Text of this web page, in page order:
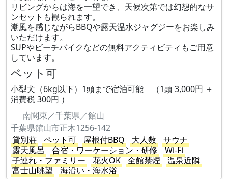
リビングからは海を一望でき、天候次第では幻想的なサ
ンセットも観られます。
潮風を感じながらBBQや露天温水ジャグジーをお楽しみ
いただけます。
SUPやビーチバイクなどの無料アクティビティもご用意
しています。
ペット可
小型犬（6kg以下）1頭まで宿泊可能 （1頭 3,000円 ＋
消費税 300円 ）
南関東／千葉県／館山
千葉県館山市正木1256-142
貸別荘
ペット可 屋根付BBQ 大人数
サウナ
露天風呂
合宿・ワーケーション・研修
Wi-Fi
子連れ・ファミリー
花火OK 全館禁煙
温泉近隣
富士山眺望
海沿い・海水浴